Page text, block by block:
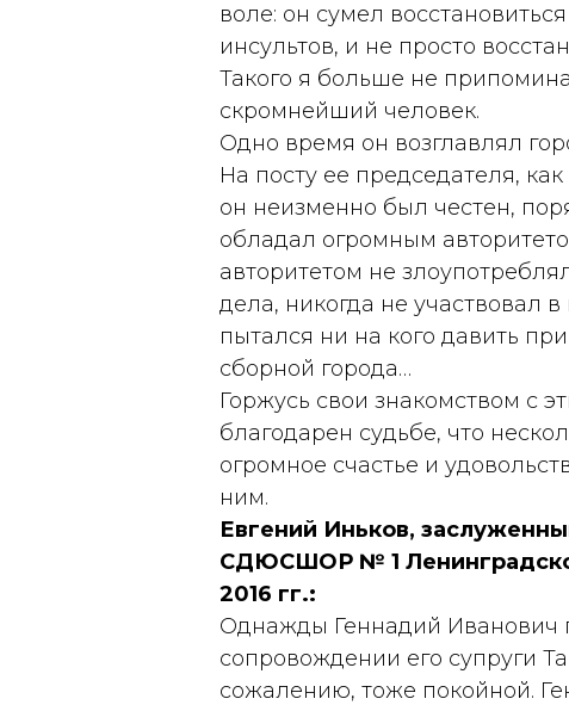
воле: он сумел
инсультов, и не просто
Такого я больше не
скромнейший человек.
Одно время он возглавлял
На посту ее председателя,
он неизменно был честен,
обладал огромным
авторитетом не
дела, никогда не участвовал в
пытался ни на кого давить
сборной города…
Горжусь свои знакомством с
благодарен судьбе, что
огромное счастье и
ним.
Евгений Иньков,
СДЮСШОР № 1
2016 гг.:
Однажды Геннадий Иванович
сопровождении его супруги
сожалению, тоже покойной.